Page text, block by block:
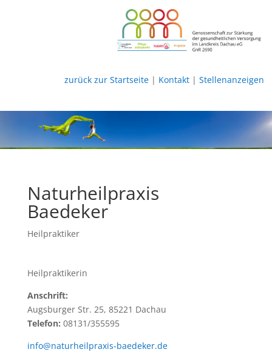
zurück zur Startseite| Kontakt| Stellenanzeigen
Naturheilpraxis
Baedeker
Heilpraktiker
Heilpraktikerin
Anschrift:
Augsburger Str. 25, 85221 Dachau
Telefon: 08131/355595
info@naturheilpraxis-baedeker.de